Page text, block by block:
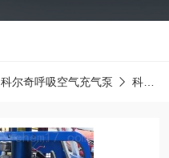
科尔奇呼吸空气充气泵 科尔奇充气泵